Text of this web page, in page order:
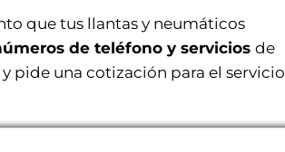
que tus llantas y neumáticos
de teléfono y servicios de
pide una cotización para el servicio